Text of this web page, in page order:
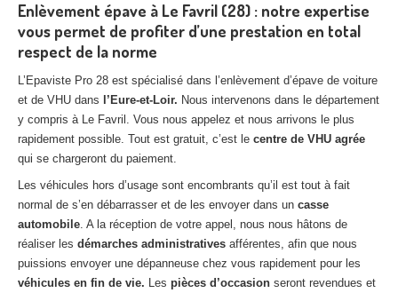
Enlèvement épave à Le Favril (28) : notre expertise
vous permet de profiter d’une prestation en total
respect de la norme
L’Epaviste Pro 28 est spécialisé dans l’enlèvement d’épave de voiture
et de VHU dans
l’Eure-et-Loir. Nous intervenons dans le département
y compris à Le Favril. Vous nous appelez et nous arrivons le plus
rapidement possible. Tout est gratuit, c’est le centre de VHU agrée
qui se chargeront du paiement.
Les véhicules hors d’usage sont encombrants qu’il est tout à fait
normal de s’en débarrasser et de les envoyer dans un casse
automobile. A la réception de votre appel, nous nous hâtons de
réaliser les démarches administratives afférentes, afin que nous
puissions envoyer une dépanneuse chez vous rapidement pour les
véhicules en fin de vie. Les pièces d’occasion seront revendues et